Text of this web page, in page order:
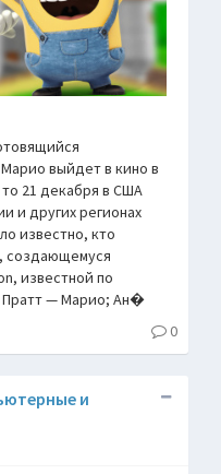
выйдет в кино в
21 декабря в США
и других регионах
известно, кто
создающемуся
известной по
Пратт — Марио; Ан�
0
и